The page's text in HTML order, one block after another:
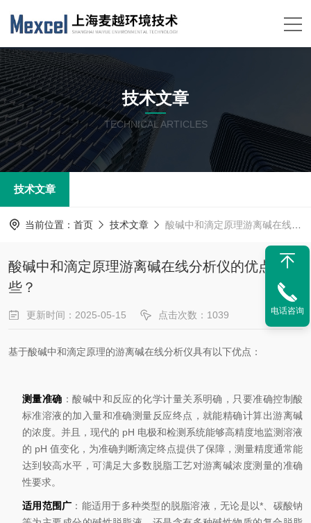
技术文章
TECHNICAL ARTICLES
技术文章
当前位置： 首页 技术文章 酸碱中和滴定原理游离碱在线分析仪的优点有哪些？
酸碱中和滴定原理游离碱在线分析仪的优点有哪
些？
更新时间：2025-05-15 点击次数：1039
基于酸碱中和滴定原理的游离碱在线分析仪具有以下优点：
测量准确 ：酸碱中和反应的化学计量关系明确，只要准确控制酸
标准溶液的加入量和准确测量反应终点，就能精确计算出游离碱
的浓度。并且，现代的 pH 电极和检测系统能够高精度地监测溶液
的 pH 值变化，为准确判断滴定终点提供了保障，测量精度通常能
达到较高水平，可满足大多数脱脂工艺对游离碱浓度测量的准确
性要求。
适用范围广 ：能适用于多种类型的脱脂溶液，无论是以*、碳酸钠
电话咨询